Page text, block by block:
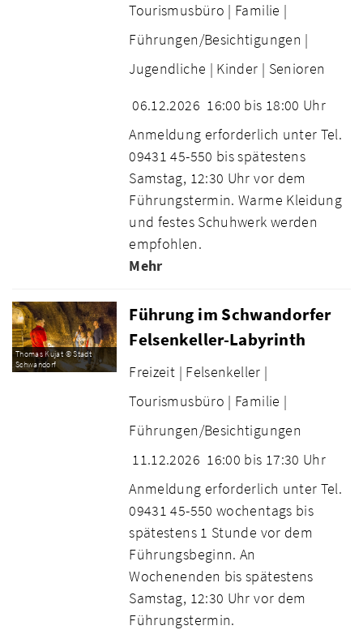
Tourismusbüro | Familie |
Führungen/Besichtigungen |
Jugendliche | Kinder | Senioren
06.12.2026 16:00 bis 18:00 Uhr
Anmeldung erforderlich unter Tel.
09431 45-550 bis spätestens
Samstag, 12:30 Uhr vor dem
Führungstermin. Warme Kleidung
und festes Schuhwerk werden
empfohlen.
Mehr
Thomas Kujat © Stadt
Schwandorf
Führung im Schwandorfer
Felsenkeller-Labyrinth
Freizeit | Felsenkeller |
Tourismusbüro | Familie |
Führungen/Besichtigungen
11.12.2026 16:00 bis 17:30 Uhr
Anmeldung erforderlich unter Tel.
09431 45-550 wochentags bis
spätestens 1 Stunde vor dem
Führungsbeginn. An
Wochenenden bis spätestens
Samstag, 12:30 Uhr vor dem
Führungstermin.